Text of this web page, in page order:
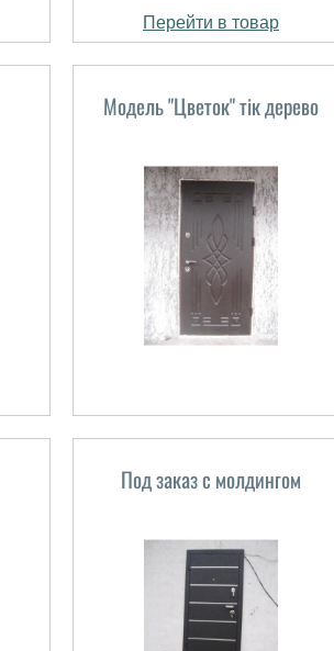
Перейти в товар
Модель "Цветок" тік дерево
Под заказ с молдингом